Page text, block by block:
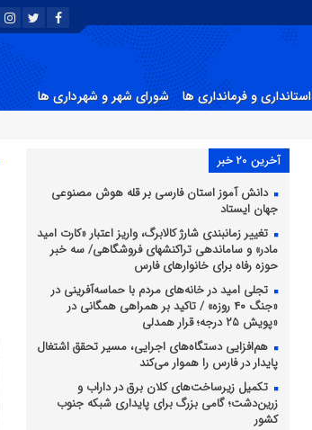
استانداری و فرمانداری ها شورای شهر و شهرداری ها
آخرین 20 خبر
دانش آموز استان فارسی بر قله هوش مصنوعی
جهان ایستاد
تغییر زمانبندی شارژ کالابرگ، واریز اعتبار «کارت امید
مادر» و ساماندهی تراکنشهای فروشگاهی/ سه خبر
حوزه رفاه برای خانوارهای فارس
تجلی امید در خانه‌های مردم با حماسه‌آفرینی در
«جنگ ۴۰ روزه» / تاکید بر همراهی همگانی در
«پویش ۲۵ درجه؛ قرار همدلی
هم‌افزایی دستگاه‌های اجرایی، مسیر تحقق اشتغال
پایدار در فارس را هموار می‌کند
تکمیل زیرساخت‌های کلان برق در داراب و
زرین‌دشت؛ گامی بزرگ برای پایداری شبکه جنوب
کشور